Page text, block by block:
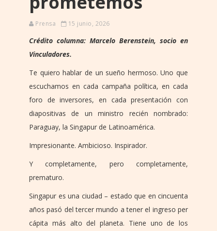
Prensa 15 junio, 2026
Crédito columna: Marcelo Berenstein, socio en
Vinculadores.
Te quiero hablar de un sueño hermoso. Uno que
escuchamos en cada campaña política, en cada
foro de inversores, en cada presentación con
diapositivas de un ministro recién nombrado:
Paraguay, la Singapur de Latinoamérica.
Impresionante. Ambicioso. Inspirador.
Y completamente, pero completamente,
prematuro.
Singapur es una ciudad – estado que en cincuenta
años pasó del tercer mundo a tener el ingreso per
cápita más alto del planeta. Tiene uno de los